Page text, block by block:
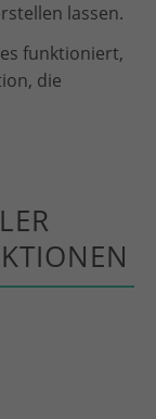
lassen.
funktioniert,
die